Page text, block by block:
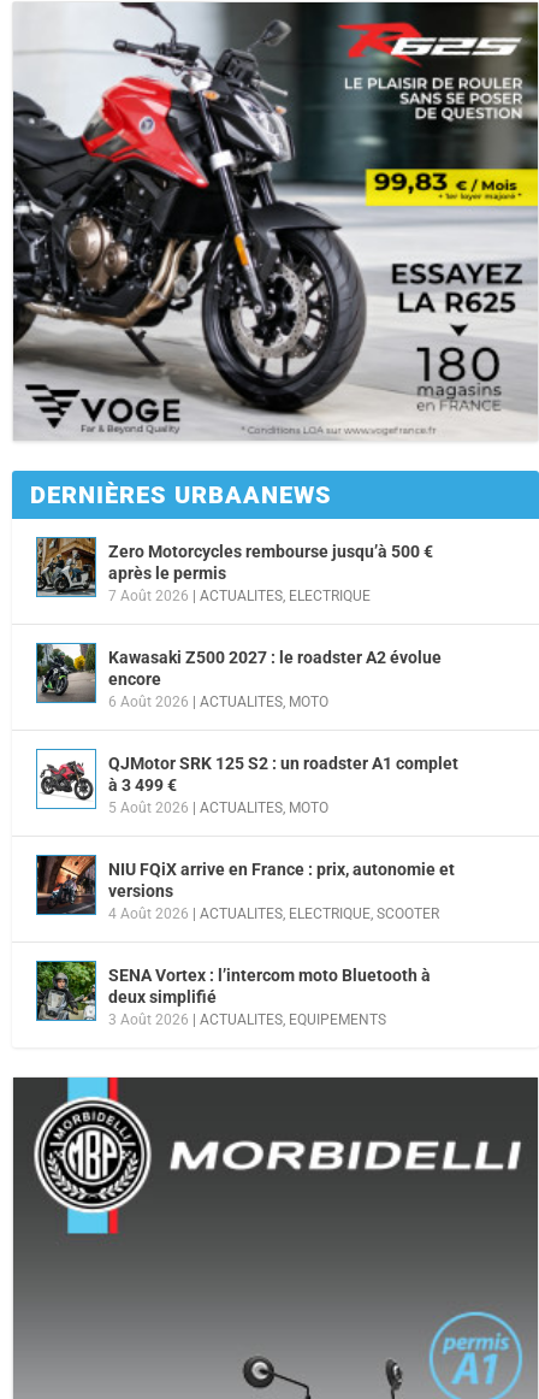
DERNIÈRES URBAANEWS
Zero Motorcycles rembourse jusqu’à 500 €
après le permis
7 Août 2026 | ACTUALITES ELECTRIQUE
Kawasaki Z500 2027 : le roadster A2 évolue
encore
6 Août 2026 | ACTUALITES MOTO
QJMotor SRK 125 S2 : un roadster A1 complet
à 3 499 €
5 Août 2026 | ACTUALITES MOTO
NIU FQiX arrive en France : prix, autonomie et
versions
4 Août 2026 | ACTUALITES ELECTRIQUE SCOOTER
SENA Vortex : l’intercom moto Bluetooth à
deux simplifié
3 Août 2026 | ACTUALITES EQUIPEMENTS